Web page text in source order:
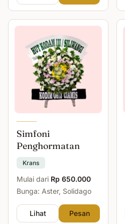
Simfoni
Penghormatan
Krans
Mulai dari Rp 650.000
Bunga: Aster, Solidago
Lihat Pesan